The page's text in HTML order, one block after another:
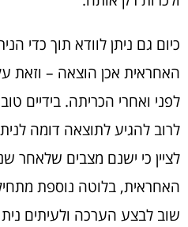
כיום גם ניתן לוודא תוך כדי
האחראית אכן הוצאה – וזאת
לפני ואחרי הכריתה. בידיים
לרוב להגיע לתוצאה דומה
לציין כי ישנם מצבים שלאחר
האחראית, בלוטה נוספת
שוב לבצע הערכה ולעיתים